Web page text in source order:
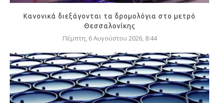
Κανονικά διεξάγονται τα δρομολόγια στο μετρό
Θεσσαλονίκης
Πέμπτη, 6 Αυγούστου 2026, 8:44